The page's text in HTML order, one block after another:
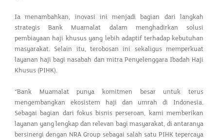
Ia menambahkan, inovasi ini menjadi bagian dari langkah
strategis Bank Muamalat dalam menghadirkan solusi
pembiayaan haji khusus yang lebih adaptif terhadap kebutuhan
masyarakat. Selain itu, terobosan ini sekaligus memperkuat
layanan haji bagi nasabah dan mitra Penyelenggara Ibadah Haji
Khusus (PIHK).
“Bank Muamalat punya komitmen besar untuk terus
mengembangkan ekosistem haji dan umrah di Indonesia.
Sebagai bagian dari fokus bisnis perseroan, kami memberikan
layanan yang lengkap dan relevan bagi masyarakat, di antaranya
bersinergi dengan NRA Group sebagai salah satu PIHK tepercaya